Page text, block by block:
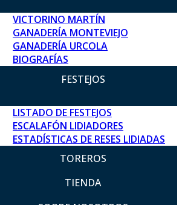
VICTORINO MARTÍN
GANADERÍA MONTEVIEJO
GANADERÍA URCOLA
BIOGRAFÍAS
FESTEJOS
LISTADO DE FESTEJOS
ESCALAFÓN LIDIADORES
ESTADÍSTICAS DE RESES LIDIADAS
TOREROS
TIENDA